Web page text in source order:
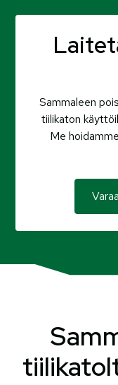
Sammaleen
tiilikaton
Me